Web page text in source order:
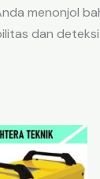
menonjol
dan